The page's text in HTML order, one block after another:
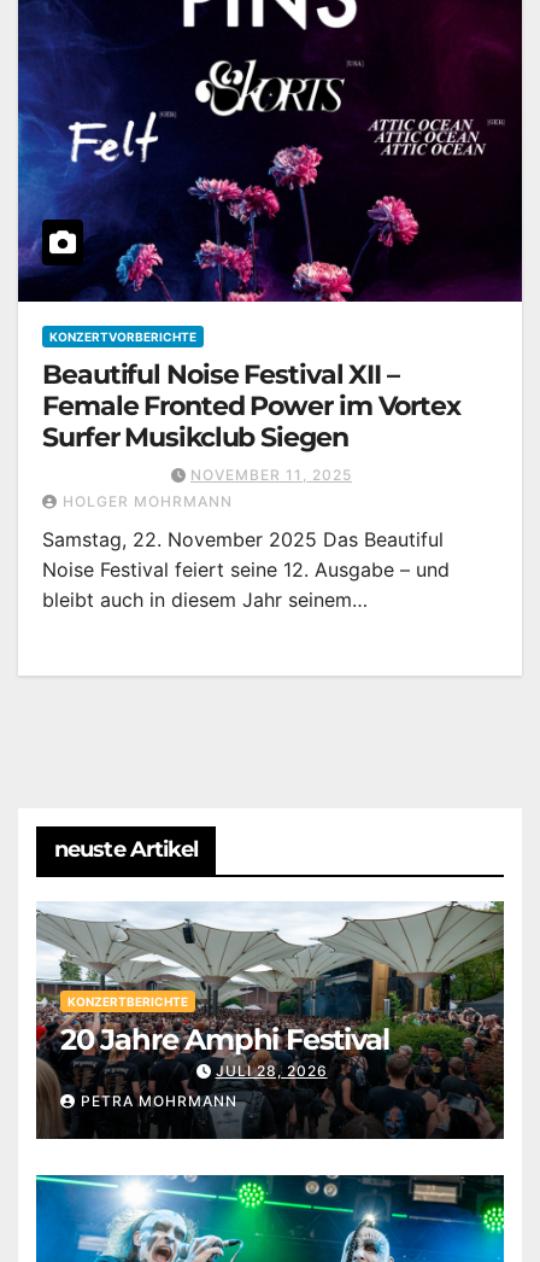
KONZERTVORBERICHTE
Beautiful Noise Festival XII –
Female Fronted Power im Vortex
Surfer Musikclub Siegen
NOVEMBER 11, 2025
HOLGER MOHRMANN
Samstag, 22. November 2025 Das Beautiful
Noise Festival feiert seine 12. Ausgabe – und
bleibt auch in diesem Jahr seinem…
neuste Artikel
KONZERTBERICHTE
20 Jahre Amphi Festival
JULI 28, 2026
PETRA MOHRMANN